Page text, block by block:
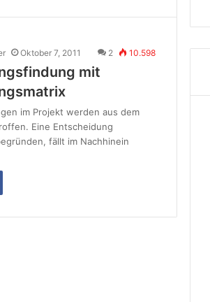
Oktober 7, 2011 2 10.598
mit
im Projekt werden aus dem
Eine Entscheidung
fällt im Nachhinein